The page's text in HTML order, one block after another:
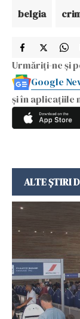
belgia
Urmăriți-ne și
Google
și în aplicațiile
ALTE ȘTIRI